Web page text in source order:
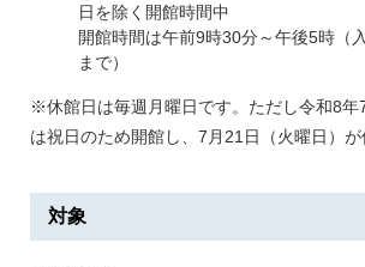
日を除く開館時間中
開館時間は午前9時30分～午後5時（
まで）
※休館日は毎週月曜日です。ただし令和8年
は祝日のため開館し、7月21日（火曜日）が
対象